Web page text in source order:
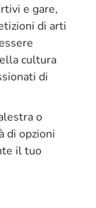
e gare,
di arti
cultura
di
o
di opzioni
il tuo